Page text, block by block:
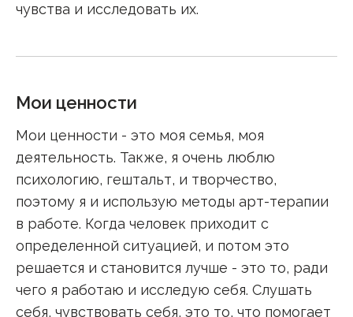
чувства и исследовать их.
Мои ценности
Мои ценности - это моя семья, моя
деятельность. Также, я очень люблю
психологию, гештальт, и творчество,
поэтому я и использую методы арт-терапии
в работе. Когда человек приходит с
определенной ситуацией, и потом это
решается и становится лучше - это то, ради
чего я работаю и исследую себя. Слушать
себя, чувствовать себя, это то, что помогает